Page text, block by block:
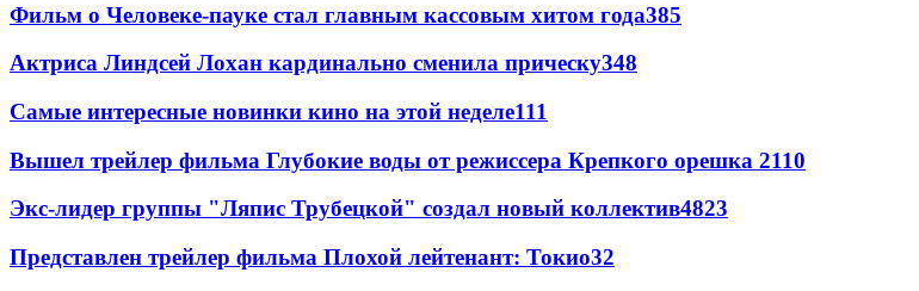
Фильм о Человеке-пауке стал главным кассовым хитом года385
Актриса Линдсей Лохан кардинально сменила прическу348
Самые интересные новинки кино на этой неделе111
Вышел трейлер фильма Глубокие воды от режиссера Крепкого орешка 2110
Экс-лидер группы "Ляпис Трубецкой" создал новый коллектив4823
Представлен трейлер фильма Плохой лейтенант: Токио32